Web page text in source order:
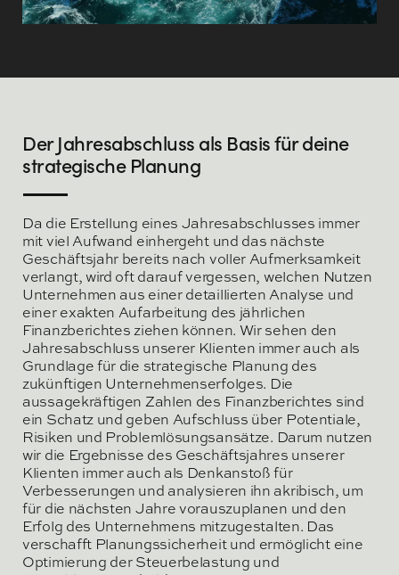
Der Jahresabschluss als Basis für deine
strategische Planung
Da die Erstellung eines Jahresabschlusses immer
mit viel Aufwand einhergeht und das nächste
Geschäftsjahr bereits nach voller Aufmerksamkeit
verlangt, wird oft darauf vergessen, welchen Nutzen
Unternehmen aus einer detaillierten Analyse und
einer exakten Aufarbeitung des jährlichen
Finanzberichtes ziehen können. Wir sehen den
Jahresabschluss unserer Klienten immer auch als
Grundlage für die strategische Planung des
zukünftigen Unternehmenserfolges. Die
aussagekräftigen Zahlen des Finanzberichtes sind
ein Schatz und geben Aufschluss über Potentiale,
Risiken und Problemlösungsansätze. Darum nutzen
wir die Ergebnisse des Geschäftsjahres unserer
Klienten immer auch als Denkanstoß für
Verbesserungen und analysieren ihn akribisch, um
für die nächsten Jahre vorauszuplanen und den
Erfolg des Unternehmens mitzugestalten. Das
verschafft Planungssicherheit und ermöglicht eine
Optimierung der Steuerbelastung und